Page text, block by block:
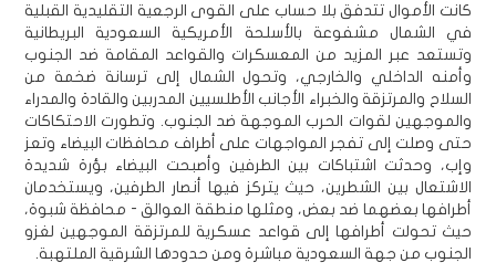
كانت الأموال تتدفق بلا حساب على القوى الرجعية التقليدية القبلية
في الشمال مشفوعة بالأسلحة الأمريكية السعودية البريطانية
وتستعد عبر المزيد من المعسكرات والقواعد المقامة ضد الجنوب
وأمنه الداخلي والخارجي، وتحول الشمال إلى ترسانة ضخمة من
السلاح والمرتزقة والخبراء الأجانب الأطلسيين المدربين والقادة والمدراء
والموجهين لقوات الحرب الموجهة ضد الجنوب. وتطورت الاحتكاكات
حتى وصلت إلى تفجر المواجهات على أطراف محافظات البيضاء وتعز
وإب، وحدثت اشتباكات بين الطرفين وأصبحت البيضاء بؤرة شديدة
الاشتعال بين الشطرين، حيث يتركز فيها أنصار الطرفين، ويستخدمان
أطرافها بعضهما ضد بعض، ومثلها منطقة العوالق - محافظة شبوة،
حيث تحولت أطرافها إلى قواعد عسكرية للمرتزقة الموجهين لغزو
الجنوب من جهة السعودية مباشرة ومن حدودها الشرقية الملتهبة.